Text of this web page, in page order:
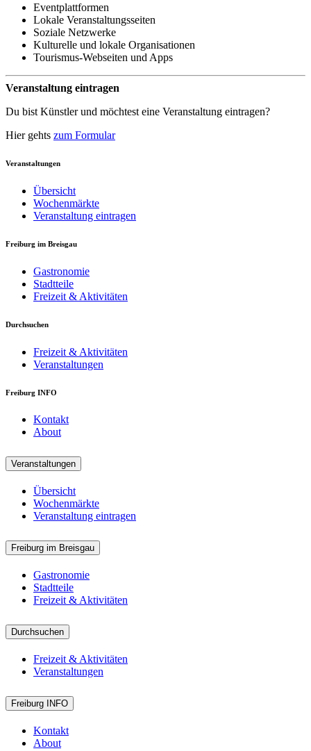
Eventplattformen
Lokale Veranstaltungsseiten
Soziale Netzwerke
Kulturelle und lokale Organisationen
Tourismus-Webseiten und Apps
Veranstaltung eintragen
Du bist Künstler und möchtest eine Veranstaltung eintragen?
Hier gehts zum Formular
Veranstaltungen
Übersicht
Wochenmärkte
Veranstaltung eintragen
Freiburg im Breisgau
Gastronomie
Stadtteile
Freizeit & Aktivitäten
Durchsuchen
Freizeit & Aktivitäten
Veranstaltungen
Freiburg INFO
Kontakt
About
Veranstaltungen
Übersicht
Wochenmärkte
Veranstaltung eintragen
Freiburg im Breisgau
Gastronomie
Stadtteile
Freizeit & Aktivitäten
Durchsuchen
Freizeit & Aktivitäten
Veranstaltungen
Freiburg INFO
Kontakt
About